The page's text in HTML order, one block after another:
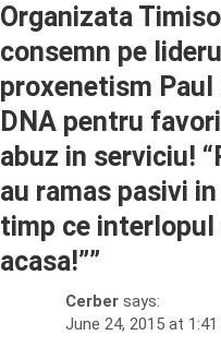
Organizata
consemn pe
proxenetism
DNA pentru
abuz in serviciu!
au ramas pasivi
timp ce interlopul
acasa!””
Cerber says:
June 24, 2015 at